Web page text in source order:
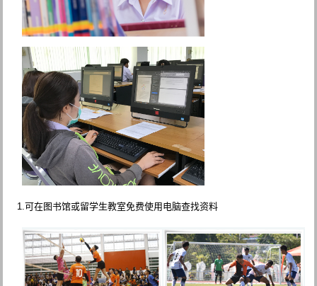
1.可在图书馆或留学生教室免费使用电脑查找资料